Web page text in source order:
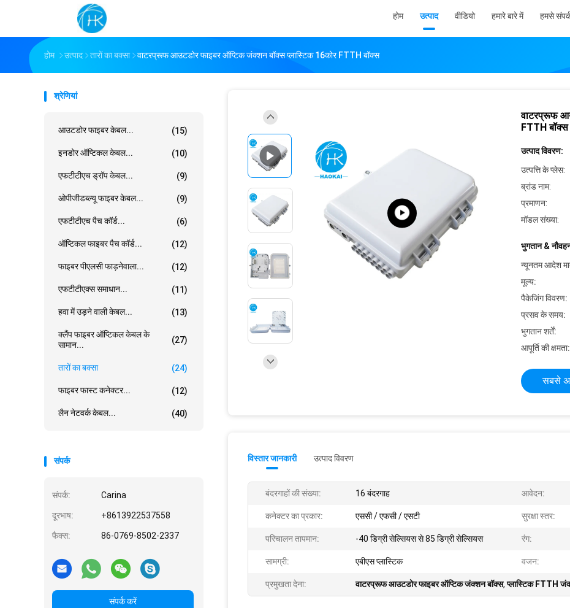
होम उत्पाद वीडियो हमारे बारे में हमसे
होम उत्पाद तारों का बक्सा वाटरप्रूफ आउटडोर फाइबर ऑप्टिक जंक्शन बॉक्स प्लास्टिक 16कोर FTTH बॉक्स
श्रेणियां
आउटडोर फाइबर केबल... (15)
इनडोर ऑप्टिकल केबल... (10)
एफटीटीएच ड्रॉप केबल... (9)
ओपीजीडब्ल्यू फाइबर केबल... (9)
एफटीटीएच पैच कॉर्ड... (6)
ऑप्टिकल फाइबर पैच कॉर्ड... (12)
फाइबर पीएलसी फाड़नेवाला... (12)
एफटीटीएक्स समाधान... (11)
हवा में उड़ने वाली केबल... (13)
क्लैंप फाइबर ऑप्टिकल केबल के
सामान...
(27)
तारों का बक्सा (24)
फाइबर फास्ट कनेक्टर... (12)
लैन नेटवर्क केबल... (40)
संपर्क
संपर्क: Carina
दूरभाष: +8613922537558
फैक्स: 86-0769-8502-2337
संपर्क करें
वाटरप्रूफ
FTTH बॉक्स
उत्पाद विवरण:
उत्पत्ति के प्लेस:
ब्रांड नाम:
प्रमाणन:
मॉडल संख्या:
भुगतान &
न्यूनतम आदेश
मूल्य:
पैकेजिंग विवरण:
प्रसव के समय:
भुगतान शर्तें:
आपूर्ति की क्षमता:
सबसे
विस्तार जानकारी उत्पाद विवरण
बंदरगाहों की संख्या: 16 बंदरगाह आवेदन:
कनेक्टर का प्रकार: एससी / एफसी / एसटी सुरक्षा स्तर:
परिचालन तापमान: -40 डिग्री सेल्सियस से 85 डिग्री सेल्सियस रंग:
सामग्री: एबीएस प्लास्टिक वजन:
प्रमुखता देना: वाटरप्रूफ आउटडोर फाइबर ऑप्टिक जंक्शन बॉक्स,प्लास्टिक FTTH